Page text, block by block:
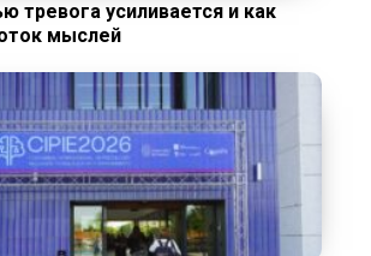
тревога усиливается и как
мыслей